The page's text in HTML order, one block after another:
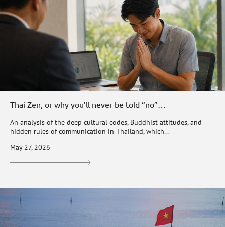
Thai Zen, or why you’ll never be told “no”…
An analysis of the deep cultural codes, Buddhist attitudes, and
hidden rules of communication in Thailand, which...
May 27, 2026